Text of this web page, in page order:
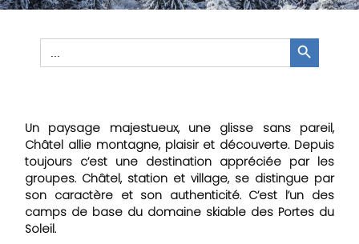
Search
for:
Search Button
Un paysage majestueux, une glisse sans pareil,
Châtel allie montagne, plaisir et découverte. Depuis
toujours c’est une destination appréciée par les
groupes. Châtel, station et village, se distingue par
son caractère et son authenticité. C’est l’un des
camps de base du domaine skiable des Portes du
Soleil.